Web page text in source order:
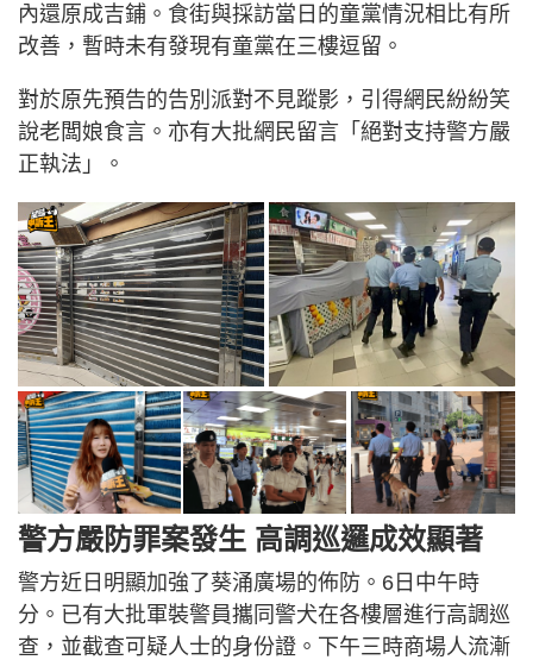
內還原成吉鋪。食街與採訪當日的童黨情況相比有所
改善，暫時未有發現有童黨在三樓逗留。
對於原先預告的告別派對不見蹤影，引得網民紛紛笑
說老闆娘食言。亦有大批網民留言「絕對支持警方嚴
正執法」。
警方嚴防罪案發生 高調巡邏成效顯著
警方近日明顯加強了葵涌廣場的佈防。6日中午時
分。已有大批軍裝警員攜同警犬在各樓層進行高調巡
查，並截查可疑人士的身份證。下午三時商場人流漸